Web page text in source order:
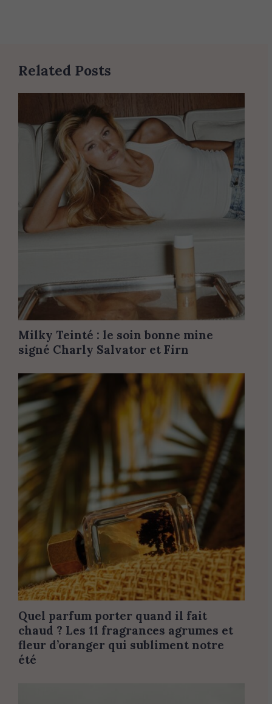
Related Posts
Milky Teinté : le soin bonne mine
signé Charly Salvator et Firn
Quel parfum porter quand il fait
chaud ? Les 11 fragrances agrumes et
fleur d’oranger qui subliment notre
été